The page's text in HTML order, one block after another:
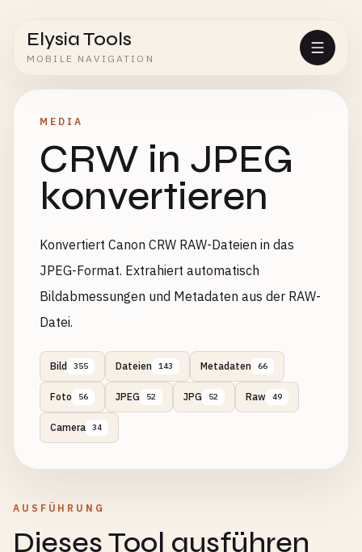
Elysia Tools
MOBILE NAVIGATION
MEDIA
CRW in JPEG
konvertieren
Konvertiert Canon CRW RAW-Dateien in das
JPEG-Format. Extrahiert automatisch
Bildabmessungen und Metadaten aus der RAW-
Datei.
Bild 355 Dateien 143 Metadaten 66
Foto 56 JPEG 52 JPG 52 Raw 49
Camera 34
AUSFÜHRUNG
Dieses Tool ausführen